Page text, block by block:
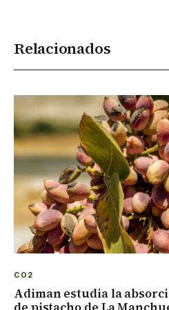
Relacionados
CO2
Adiman estudia la